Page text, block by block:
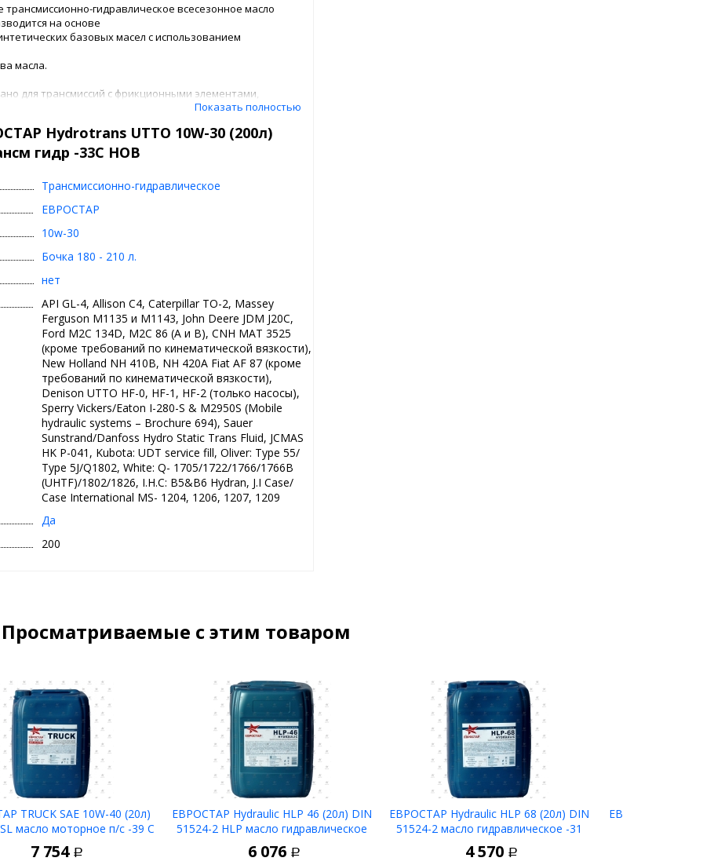
гидравлическое всесезонное масло
на основе
базовых масел с использованием
масла.
для трансмиссий с фрикционными элементами,
дифференциалов и гидравлических систем мобильной
в условиях высоких нагрузок в широком интервале
элементов
Показать полностью
Hydrotrans UTTO 10W-30 (200л)
гидр -33С НОВ
Трансмиссионно-гидравлическое
ЕВРОСТАР
10w-30
Бочка 180 - 210 л.
нет
API GL-4, Allison C4, Caterpillar TO-2, Massey
Ferguson M1135 и M1143, John Deere JDM J20C,
Ford M2C 134D, M2C 86 (A и B), CNH MAT 3525
(кроме требований по кинематической вязкости),
New Holland NH 410B, NH 420A Fiat AF 87 (кроме
требований по кинематической вязкости),
Denison UTTO HF-0, HF-1, HF-2 (только насосы),
Sperry Vickers/Eaton I-280-S & M2950S (Mobile
hydraulic systems – Brochure 694), Sauer
Sunstrand/Danfoss Hydro Static Trans Fluid, JCMAS
HK P-041, Kubota: UDT service fill, Oliver: Type 55/
Type 5J/Q1802, White: Q- 1705/1722/1766/1766B
(UHTF)/1802/1826, I.H.C: B5&B6 Hydran, J.I Case/
Case International MS- 1204, 1206, 1207, 1209
Да
200
Просматриваемые с этим товаром
TRUCK SAE 10W-40 (20л)
масло моторное п/с -39 С
7 754 Р
ЕВРОСТАР Hydraulic HLP 46 (20л) DIN
51524-2 HLP масло гидравлическое
-33C
6 076 Р
ЕВРОСТАР Hydraulic HLP 68 (20л) DIN
51524-2 масло гидравлическое -31
4 570 Р
ЕВРОСТАР